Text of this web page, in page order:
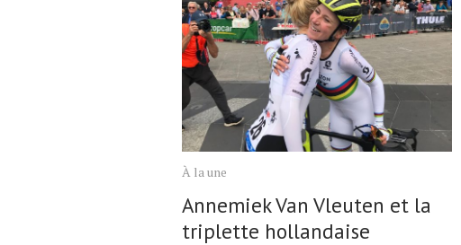
À la une
Annemiek Van Vleuten et la
triplette hollandaise